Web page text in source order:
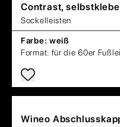
Contrast,
Sockelleisten
Farbe: weiß
Format: für die 60er
Wineo